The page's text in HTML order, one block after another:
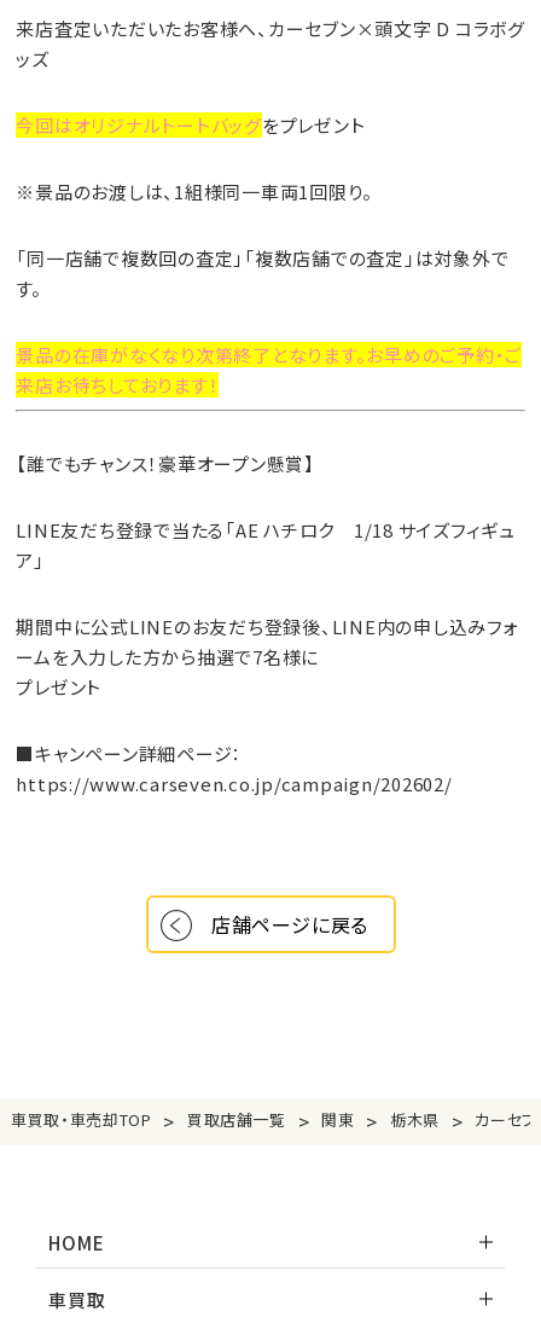
来店査定いただいたお客様へ、カーセブン×頭文字 D コラボグ
ッズ
今回はオリジナルトートバッグをプレゼント
※景品のお渡しは、1組様同一車両1回限り。
「同一店舗で複数回の査定」「複数店舗での査定」は対象外で
す。
景品の在庫がなくなり次第終了となります。お早めのご予約・ご
来店お待ちしております！
【誰でもチャンス！豪華オープン懸賞】
LINE友だち登録で当たる「AE ハチロク 1/18 サイズフィギュ
ア」
期間中に公式LINEのお友だち登録後、LINE内の申し込みフォ
ームを入力した方から抽選で7名様に
プレゼント
■キャンペーン詳細ページ：
https://www.carseven.co.jp/campaign/202602/
店舗ページに戻る
車買取・車売却TOP > 買取店舗一覧 > 関東 > 栃木県 > カーセ
HOME
車買取